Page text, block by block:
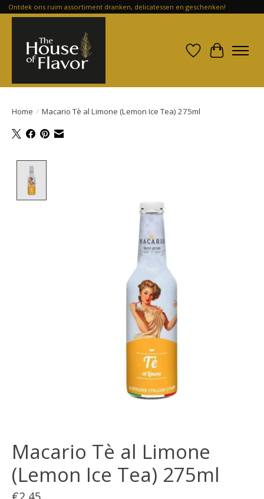
Ontdek ons ruim assortiment dranken, delicatessen en geschenken!
Verlanglijst
Home / Macario Tè al Limone (Lemon Ice Tea) 275ml
Macario Tè al Limone
(Lemon Ice Tea) 275ml